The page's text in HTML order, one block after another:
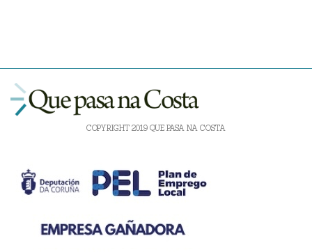
COPYRIGHT 2019 QUE PASA NA COSTA